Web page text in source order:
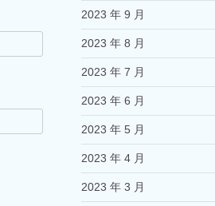
2023 年 9 月
2023 年 8 月
2023 年 7 月
2023 年 6 月
2023 年 5 月
2023 年 4 月
2023 年 3 月